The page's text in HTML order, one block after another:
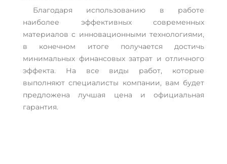
Благодаря использованию в работе
наиболее эффективных современных
материалов с инновационными технологиями,
в конечном итоге получается достичь
минимальных финансовых затрат и отличного
эффекта. На все виды работ, которые
выполняют специалисты компании, вам будет
предложена лучшая цена и официальная
гарантия.